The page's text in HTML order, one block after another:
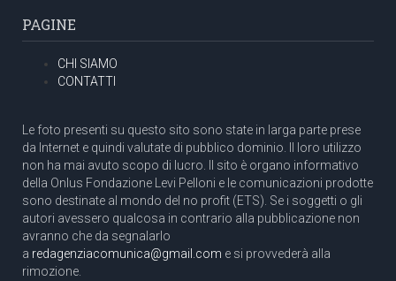
PAGINE
CHI SIAMO
CONTATTI
Le foto presenti su questo sito sono state in larga parte prese
da Internet e quindi valutate di pubblico dominio. Il loro utilizzo
non ha mai avuto scopo di lucro. Il sito è organo informativo
della Onlus Fondazione Levi Pelloni e le comunicazioni prodotte
sono destinate al mondo del no profit (ETS). Se i soggetti o gli
autori avessero qualcosa in contrario alla pubblicazione non
avranno che da segnalarlo
a redagenziacomunica@gmail.com e si provvederà alla
rimozione.